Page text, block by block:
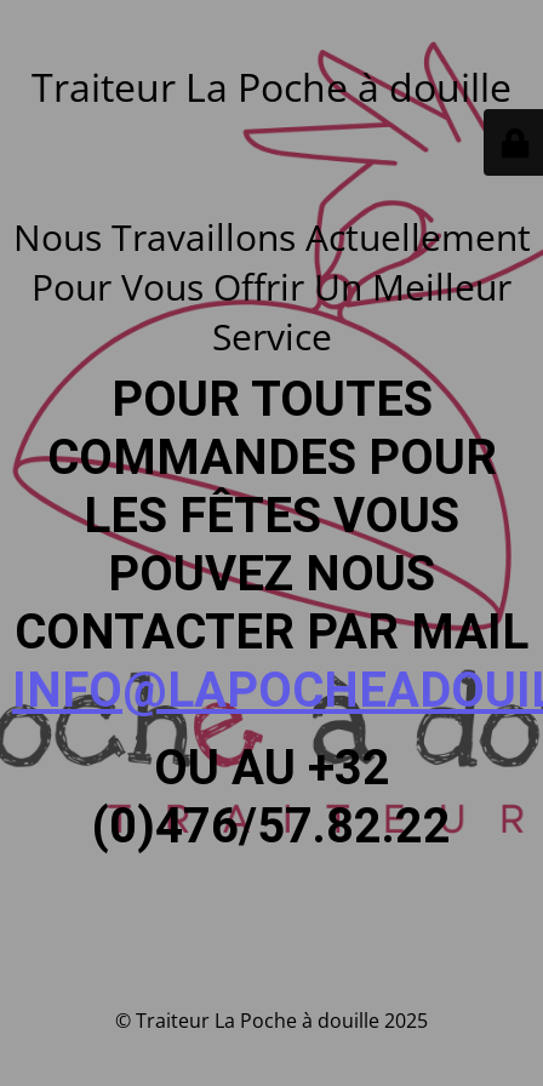
Traiteur La Poche à douille
Nous Travaillons Actuellement
Pour Vous Offrir Un Meilleur
Service
POUR TOUTES
COMMANDES POUR
LES FÊTES VOUS
POUVEZ NOUS
CONTACTER PAR MAIL
OU AU +32
(0)476/57.82.22
© Traiteur La Poche à douille 2025